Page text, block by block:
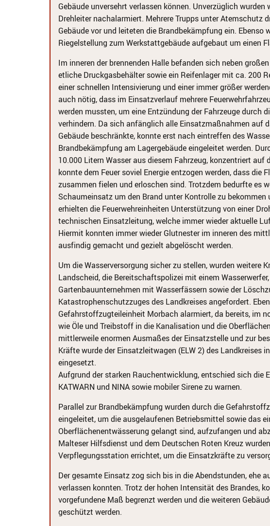
Gebäude unversehrt verlassen können. Unverzüglich wurden
Drehleiter nachalarmiert. Mehrere Trupps unter Atemschutz
Gebäude vor und leiteten die Brandbekämpfung ein. Ebenso
Riegelstellung zum Werkstattgebäude aufgebaut um einen
Im inneren der brennenden Halle befanden sich neben
etliche Druckgasbehälter sowie ein Reifenlager mit ca. 200
einer schnellen Intensivierung und einer immer größer
auch nötig, dass im Einsatzverlauf mehrere
werden mussten, um eine Entzündung der Fahrzeuge durch
verhindern. Da sich anfänglich alle Einsatzmaßnahmen auf
Gebäude beschränkte, konnte erst nach eintreffen des
Brandbekämpfung am Lagergebäude eingeleitet werden.
10.000 Litern Wasser aus diesem Fahrzeug, konzentriert auf
konnte dem Feuer soviel Energie entzogen werden, dass die
zusammen fielen und erloschen sind. Trotzdem bedurfte es
Schaumeinsatz um den Brand unter Kontrolle zu
erhielten die Feuerwehreinheiten Unterstützung von einer
technischen Einsatzleitung, welche immer wieder aktuelle
Hiermit konnten immer wieder Glutnester im inneren des
ausfindig gemacht und gezielt abgelöscht werden.
Um die Wasserversorgung sicher zu stellen, wurden weitere
Landscheid, die Bereitschaftspolizei mit einem
Gartenbauunternehmen mit Wasserfässern sowie der
Katastrophenschutzzuges des Landkreises angefordert.
Gefahrstoffzugteileinheit Morbach alarmiert, da bereits, im
wie Öle und Treibstoff in die Kanalisation und die
mittlerweile enormen Ausmaßes der Einsatzstelle und zur
Kräfte wurde der Einsatzleitwagen (ELW 2) des Landkreises
eingesetzt.
Aufgrund der starken Rauchentwicklung, entschied sich die
KATWARN und NINA sowie mobiler Sirene zu warnen.
Parallel zur Brandbekämpfung wurden durch die
eingeleitet, um die ausgelaufenen Betriebsmittel sowie das
Oberflächenentwässerung gelangt sind, aufzufangen und
Malteser Hilfsdienst und dem Deutschen Roten Kreuz
Verpflegungsstation errichtet, um die Einsatzkräfte zu
Der gesamte Einsatz zog sich bis in die Abendstunden, ehe
verlassen konnten. Trotz der hohen Intensität des Brandes,
vorgefundene Maß begrenzt werden und die weiteren
geschützt werden.